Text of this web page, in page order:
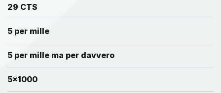
29 CTS
5 per mille
5 per mille ma per davvero
5x1000